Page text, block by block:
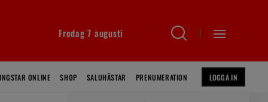
Fredag 7 augusti
ONLINE SHOP SALUHÄSTAR PRENUMERATION LOGGA IN